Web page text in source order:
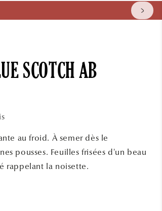
SCOTCH AB
au froid. À semer dès le
pousses. Feuilles frisées d'un beau
rappelant la noisette.